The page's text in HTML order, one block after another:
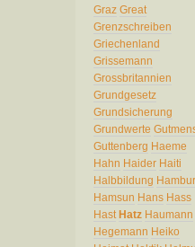
Graz Great
Grenzschreiben
Griechenland
Grissemann
Grossbritannien
Grundgesetz
Grundsicherung
Grundwerte
Guttenberg Haeme
Hahn Haider Haiti
Halbbildung
Hamsun Hans Hass
Hast Hatz Haumann
Hegemann Heiko